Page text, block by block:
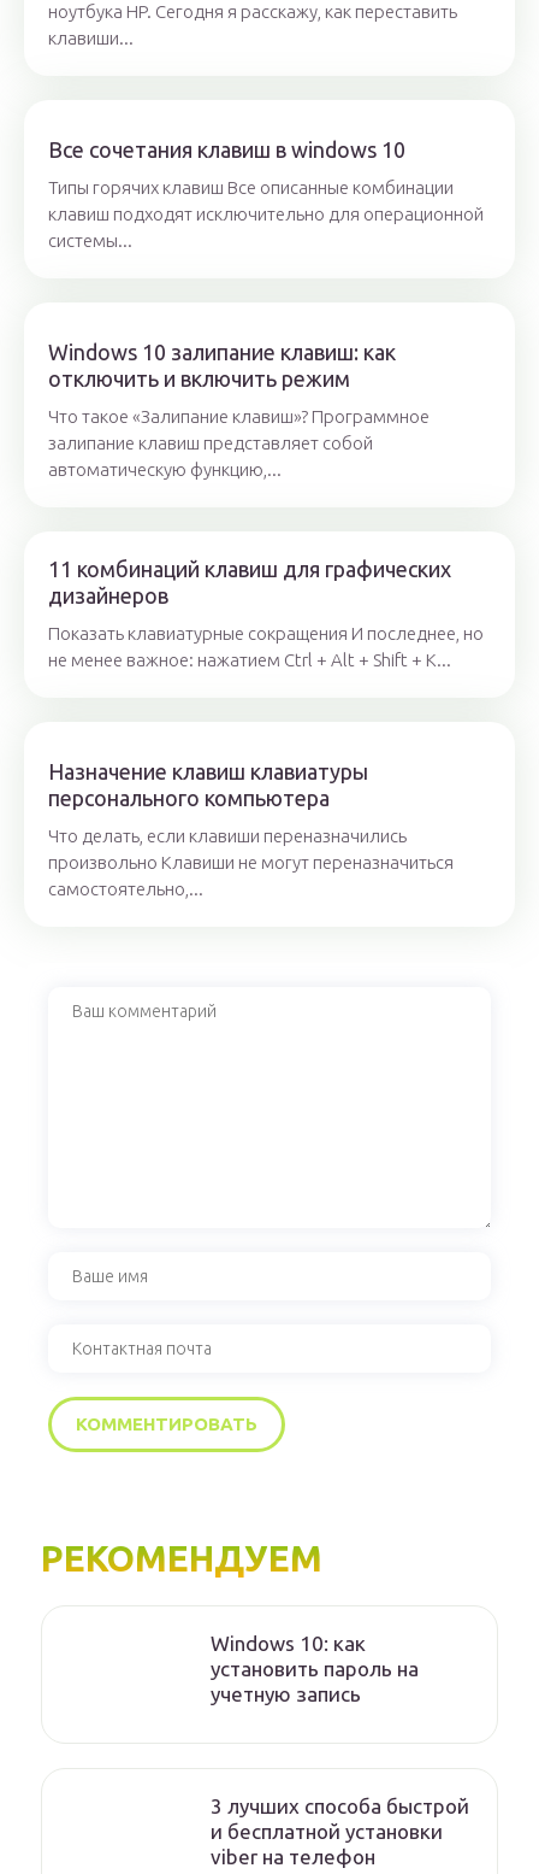
ноутбука HP. Сегодня я расскажу, как переставить
клавиши...
Все сочетания клавиш в windows 10
Типы горячих клавиш Все описанные комбинации
клавиш подходят исключительно для операционной
системы...
Windows 10 залипание клавиш: как
отключить и включить режим
Что такое «Залипание клавиш»? Программное
залипание клавиш представляет собой
автоматическую функцию,...
11 комбинаций клавиш для графических
дизайнеров
Показать клавиатурные сокращения И последнее, но
не менее важное: нажатием Ctrl + Alt + Shift + K...
Назначение клавиш клавиатуры
персонального компьютера
Что делать, если клавиши переназначились
произвольно Клавиши не могут переназначиться
самостоятельно,...
РЕКОМЕНДУЕМ
Windows 10: как
установить пароль на
учетную запись
3 лучших способа быстрой
и бесплатной установки
viber на телефон